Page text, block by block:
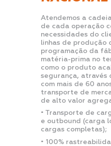
Atendemos a
de cada operação
necessidades do
linhas de produção
programação da
matéria-prima no
como o produto
segurança, através
com mais de 60
transporte de
de alto valor
• Transporte de
e outbound (carga
cargas completas);
• 100%